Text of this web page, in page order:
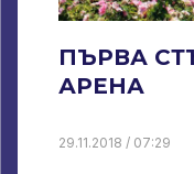
ПЪРВА
АРЕНА
29.11.2018 / 07:29